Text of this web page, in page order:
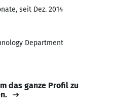
seit Dez. 2014
Department
das ganze Profil zu